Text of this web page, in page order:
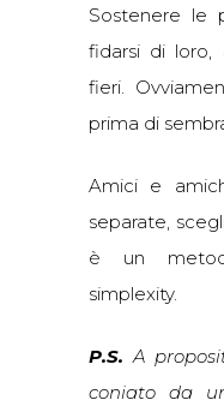
Sostenere le
fidarsi di loro,
fieri.
prima di
Amici e
separate,
è un
simplexity.
P.S. A
coniato da